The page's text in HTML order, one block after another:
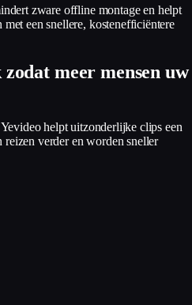
zware offline montage en helpt
een snellere, kostenefficiëntere
meer mensen uw
helpt uitzonderlijke clips een
verder en worden sneller